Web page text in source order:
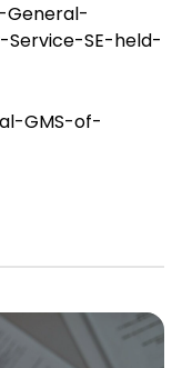
General-
SE-held-
GMS-of-